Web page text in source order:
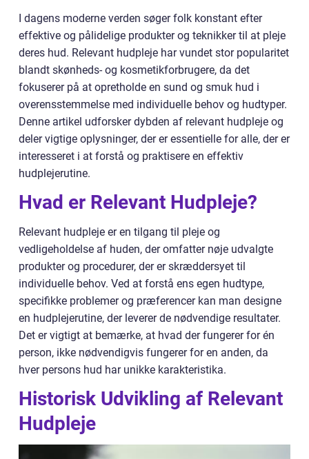
I dagens moderne verden søger folk konstant efter
effektive og pålidelige produkter og teknikker til at pleje
deres hud. Relevant hudpleje har vundet stor popularitet
blandt skønheds- og kosmetikforbrugere, da det
fokuserer på at opretholde en sund og smuk hud i
overensstemmelse med individuelle behov og hudtyper.
Denne artikel udforsker dybden af relevant hudpleje og
deler vigtige oplysninger, der er essentielle for alle, der er
interesseret i at forstå og praktisere en effektiv
hudplejerutine.
Hvad er Relevant Hudpleje?
Relevant hudpleje er en tilgang til pleje og
vedligeholdelse af huden, der omfatter nøje udvalgte
produkter og procedurer, der er skræddersyet til
individuelle behov. Ved at forstå ens egen hudtype,
specifikke problemer og præferencer kan man designe
en hudplejerutine, der leverer de nødvendige resultater.
Det er vigtigt at bemærke, at hvad der fungerer for én
person, ikke nødvendigvis fungerer for en anden, da
hver persons hud har unikke karakteristika.
Historisk Udvikling af Relevant
Hudpleje